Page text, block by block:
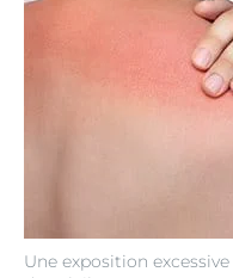
Une exposition